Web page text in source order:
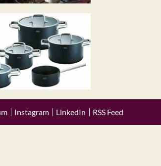
Instagram LinkedIn RSS Feed